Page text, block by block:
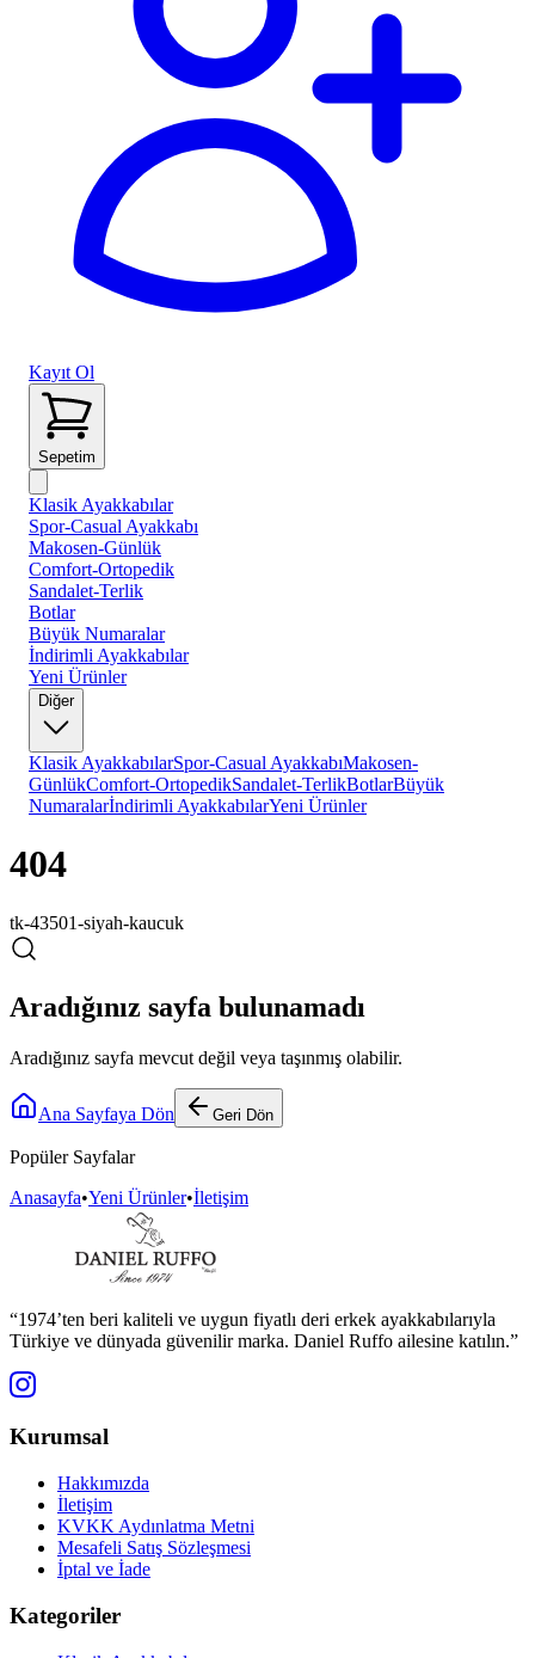
Kayıt Ol
Sepetim
Klasik Ayakkabılar
Spor-Casual Ayakkabı
Makosen-Günlük
Comfort-Ortopedik
Sandalet-Terlik
Botlar
Büyük Numaralar
İndirimli Ayakkabılar
Yeni Ürünler
Diğer
Klasik AyakkabılarSpor-Casual AyakkabıMakosen-
GünlükComfort-OrtopedikSandalet-TerlikBotlarBüyük
Numaralarİndirimli AyakkabılarYeni Ürünler
404
tk-43501-siyah-kaucuk
Aradığınız sayfa bulunamadı
Aradığınız sayfa mevcut değil veya taşınmış olabilir.
Ana Sayfaya Dön Geri Dön
Popüler Sayfalar
Anasayfa•Yeni Ürünler•İletişim
“1974’ten beri kaliteli ve uygun fiyatlı deri erkek ayakkabılarıyla
Türkiye ve dünyada güvenilir marka. Daniel Ruffo ailesine katılın.”
Kurumsal
Hakkımızda
İletişim
KVKK Aydınlatma Metni
Mesafeli Satış Sözleşmesi
İptal ve İade
Kategoriler